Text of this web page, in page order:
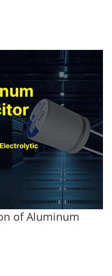
of Aluminum